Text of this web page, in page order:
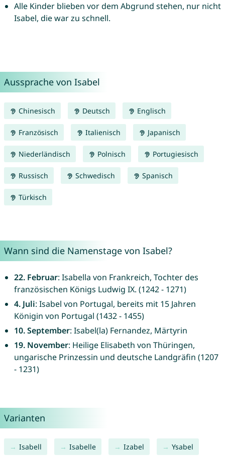
Alle Kinder blieben vor dem Abgrund stehen, nur nicht
Isabel, die war zu schnell.
Aussprache von Isabel
Chinesisch Deutsch Englisch
Französisch Italienisch Japanisch
Niederländisch Polnisch Portugiesisch
Russisch Schwedisch Spanisch
Türkisch
Wann sind die Namenstage von Isabel?
22. Februar: Isabella von Frankreich, Tochter des
französischen Königs Ludwig IX. (1242 - 1271)
4. Juli: Isabel von Portugal, bereits mit 15 Jahren
Königin von Portugal (1432 - 1455)
10. September: Isabel(la) Fernandez, Märtyrin
19. November: Heilige Elisabeth von Thüringen,
ungarische Prinzessin und deutsche Landgräfin (1207
- 1231)
Varianten
Isabell Isabelle Izabel Ysabel